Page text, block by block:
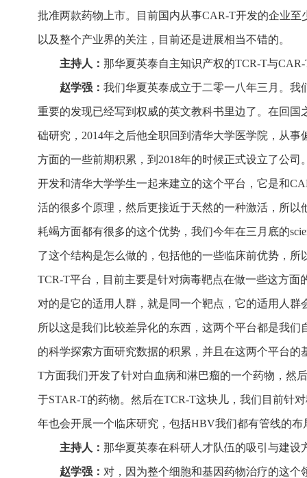
批准两款药物上市。目前国内从事CAR-T开发的企业
以及整个产业界的关注，目前还是进展相当不错的。
主持人： 那华夏英泰自主知识产权的TCR-T与
赵学强： 我们华夏英泰成立于二零一八年三月。
重要的发现已经写到权威的英文教科书里边了。在回
础研究，2014年之后他全职回到清华大学医学院，从
方面的一些前期积累，到2018年的时候正式设立了公
开发和清华大学学生一起来建立的这个平台，它是和
活的很多个原理，然后更接近于天然的一种激活，所
耗竭方面都有很多的这个优势，我们今年在三月底的
了这个结构是怎么做的，包括他的一些临床前优势，
TCR-T平台，目前主要是针对病毒靶点在做一些这方
对的是它的适用人群，就是同一个靶点，它的适用人
所以这是我们比较差异化的东西，这两个平台都是我
的科学探索方面研究数据的积累，并且在这两个平台
T方面我们开发了针对白血病和淋巴瘤的一个药物，然
于STAR-T的药物。然后在TCR-T这块儿，我们目前针
年也会开展一个临床研究，包括HBV我们都有管线的布
主持人： 那华夏英泰在科研人才队伍的吸引与建设
赵学强： 对，因为整个细胞和基因药物治疗的这